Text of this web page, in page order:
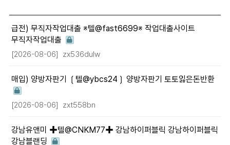
급전) 무직자작업대출 ※텔@fast6699※ 작업대출사이트
무직자작업대출
[2026-08-06] zx536dulw
매입) 양방자판기 ❲텔@ybcs24❳ 양방자판기 토토잃은돈반환
[2026-08-06] zxt558bn
강남유앤미 ✚텔@CNKM77✚ 강남하이퍼블릭 강남하이퍼블릭
강남블랜딩